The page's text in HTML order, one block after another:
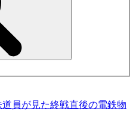
員が見た終戦直後の電鉄物